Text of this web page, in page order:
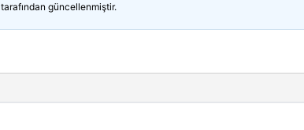
tarafından güncellenmiştir.